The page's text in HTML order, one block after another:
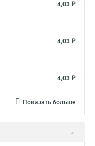
4,03 ₽
4,03 ₽
4,03 ₽
Показать больше